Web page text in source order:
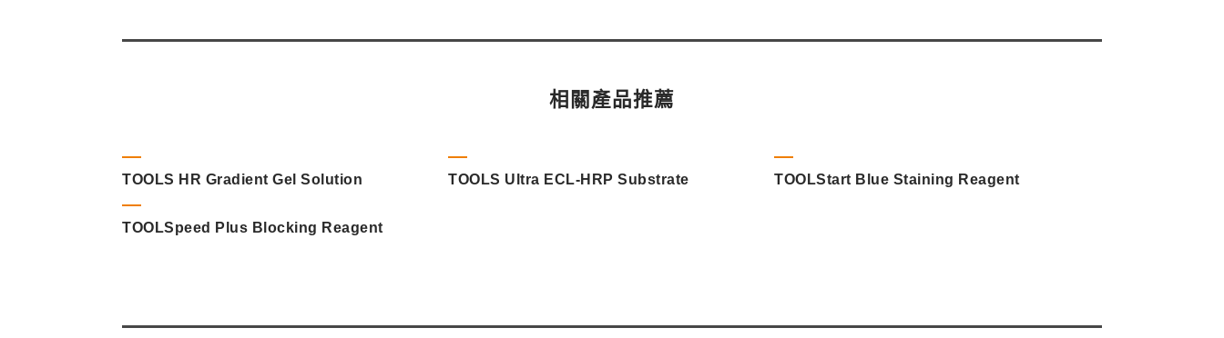
相關產品推薦
TOOLS HR Gradient Gel Solution TOOLS Ultra ECL-HRP Substrate TOOLStart Blue Staining Reagent
TOOLSpeed Plus Blocking Reagent